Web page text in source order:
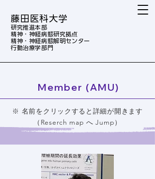
藤田医科大学
研究推進本部
精神・神経病態研究拠点
精神・神経病態解明センター
行動治療学部門
Member (AMU)
※ 名前をクリックすると詳細が開きます
（Reserch map へ Jump）